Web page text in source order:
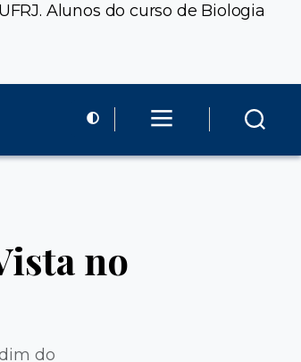
Alunos do curso de Biologia
no
do